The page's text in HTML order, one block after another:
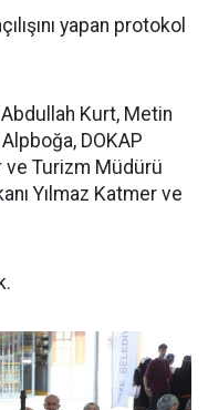
yapan protokol
Abdullah Kurt, Metin
DOKAP
ve Turizm Müdürü
Yılmaz Katmer ve